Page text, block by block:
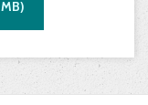
MB)